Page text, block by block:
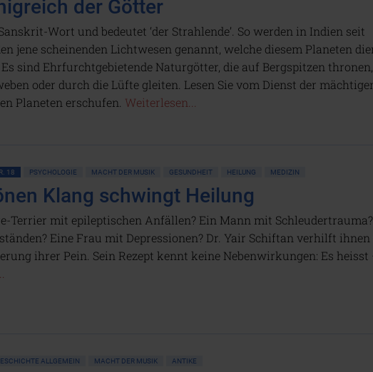
der Götter
Wort und bedeutet ‘der Strahlende’. So werden in Indien seit
jene scheinenden Lichtwesen genannt, welche diesem Planeten
sind Ehrfurchtgebietende Naturgötter, die auf Bergspitzen
oder durch die Lüfte gleiten. Lesen Sie vom Dienst der
Planeten erschufen. Weiterlesen...
18 PSYCHOLOGIE MACHT DER MUSIK GESUNDHEIT HEILUNG MEDIZIN
Klang schwingt Heilung
Terrier mit epileptischen Anfällen? Ein Mann mit
Eine Frau mit Depressionen? Dr. Yair Schiftan verhilft ihnen
ihrer Pein. Sein Rezept kennt keine Nebenwirkungen: Es
ALLGEMEIN MACHT DER MUSIK ANTIKE